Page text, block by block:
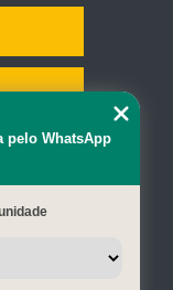
pelo WhatsApp